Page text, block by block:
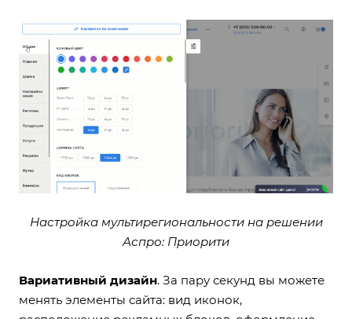
Настройка мультирегиональности на решении
Аспро: Приорити
Вариативный дизайн. За пару секунд вы можете
менять элементы сайта: вид иконок,